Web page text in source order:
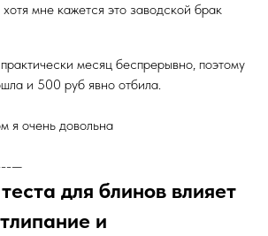
мне кажется это заводской брак
месяц беспрерывно, поэтому
и 500 руб явно отбила.
я очень довольна
—
для блинов влияет
и